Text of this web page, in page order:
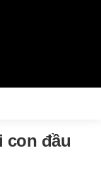
con đầu